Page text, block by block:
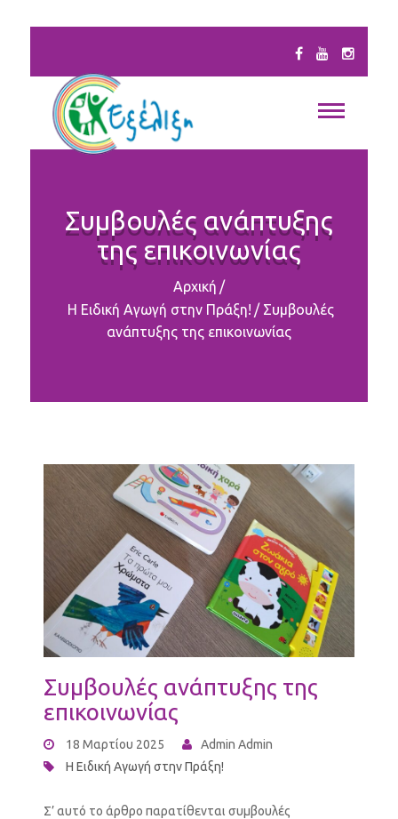
Συμβουλές ανάπτυξης
της επικοινωνίας
Αρχική /
Η Ειδική Αγωγή στην Πράξη! /Συμβουλές
ανάπτυξης της επικοινωνίας
Συμβουλές ανάπτυξης της
επικοινωνίας
18 Μαρτίου 2025
Admin Admin
Η Ειδική Αγωγή στην Πράξη!
Σ’ αυτό το άρθρο παρατίθενται συμβουλές